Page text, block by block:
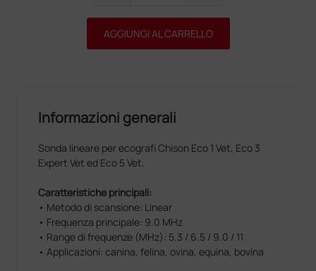
AGGIUNGI AL CARRELLO
Informazioni generali
Sonda lineare per ecografi Chison Eco 1 Vet, Eco 3
Expert Vet ed Eco 5 Vet.
Caratteristiche principali:
• Metodo di scansione: Linear
• Frequenza principale: 9.0 MHz
• Range di frequenze (MHz): 5.3 / 6.5 / 9.0 / 11
• Applicazioni: canina, felina, ovina, equina, bovina